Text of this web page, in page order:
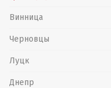
Винница
Черновцы
Луцк
Днепр